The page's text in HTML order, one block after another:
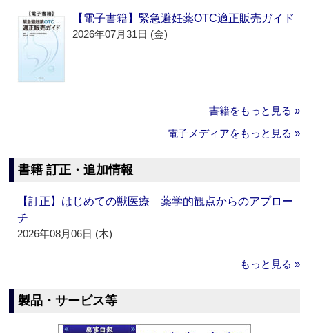
【電子書籍】緊急避妊薬OTC適正販売ガイド
2026年07月31日 (金)
書籍をもっと見る »
電子メディアをもっと見る »
書籍 訂正・追加情報
【訂正】はじめての獣医療 薬学的観点からのアプロー
チ
2026年08月06日 (木)
もっと見る »
製品・サービス等